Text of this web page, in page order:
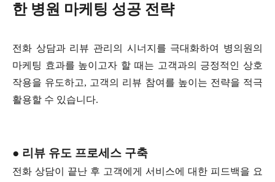
한 병원 마케팅 성공 전략
전화 상담과 리뷰 관리의 시너지를 극대화하여 병의원의
마케팅 효과를 높이고자 할 때는 고객과의 긍정적인 상호
작용을 유도하고, 고객의 리뷰 참여를 높이는 전략을 적극
활용할 수 있습니다.
● 리뷰 유도 프로세스 구축
전화 상담이 끝난 후 고객에게 서비스에 대한 피드백을 요